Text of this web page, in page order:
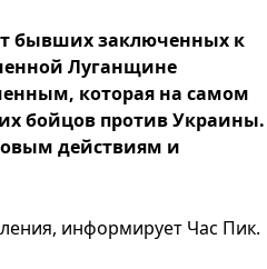
бывших заключенных к
Луганщине
которая на самом
бойцов против Украины.
действиям и
информирует Час Пик.